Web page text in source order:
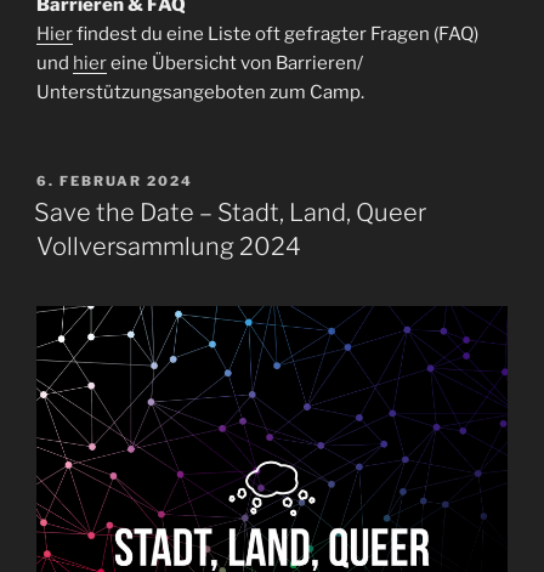
Barrieren & FAQ
Hierfindest du eine Liste oft gefragter Fragen (FAQ)
und hiereine Übersicht von Barrieren/
Unterstützungsangeboten zum Camp.
VERÖFFENTLICHT
AM
6. FEBRUAR 2024
Save the Date – Stadt, Land, Queer
Vollversammlung 2024